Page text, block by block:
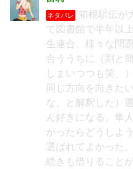
ネタバレ
箱根駅伝が
て図書館で半年以
生連合。様々な問
合ううちに（割と
しまいつつも笑、
同じ方向を向きた
な、と解釈した）
ん好きになる。隼
かったらどうしよ
選ばれてよかった
続きも借りること